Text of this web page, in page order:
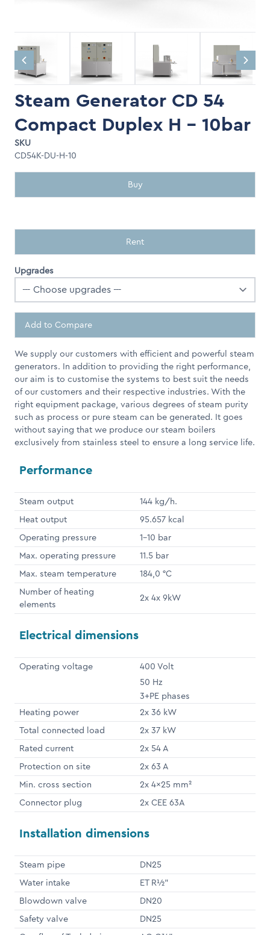
Steam Generator CD 54
Compact Duplex H - 10bar
SKU
CD54K-DU-H-10
Buy
Rent
Upgrades
Add to Compare
We supply our customers with efficient and powerful steam
generators. In addition to providing the right performance,
our aim is to customise the systems to best suit the needs
of our customers and their respective industries. With the
right equipment package, various degrees of steam purity
such as process or pure steam can be generated. It goes
without saying that we produce our steam boilers
exclusively from stainless steel to ensure a long service life.
Performance
Steam output
144 kg/h.
Heat output
95.657 kcal
Operating pressure
1-10 bar
Max. operating pressure
11.5 bar
Max. steam temperature
184,0 °C
Number of heating
elements
2x 4x 9kW
Electrical dimensions
Operating voltage
400 Volt
50 Hz
3+PE phases
Heating power
2x 36 kW
Total connected load
2x 37 kW
Rated current
2x 54 A
Protection on site
2x 63 A
Min. cross section
2x 4x25 mm²
Connector plug
2x CEE 63A
Installation dimensions
Steam pipe
DN25
Water intake
ET R½"
Blowdown valve
DN20
Safety valve
DN25